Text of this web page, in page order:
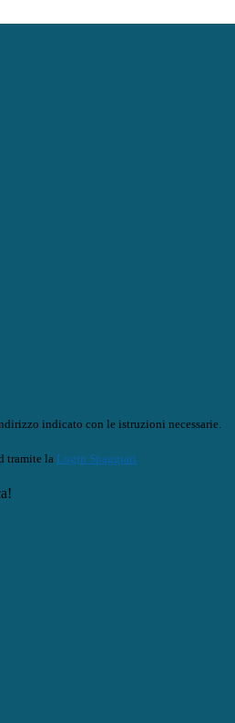
indicato con le istruzioni necessarie.
tramite la Login Spaggiari